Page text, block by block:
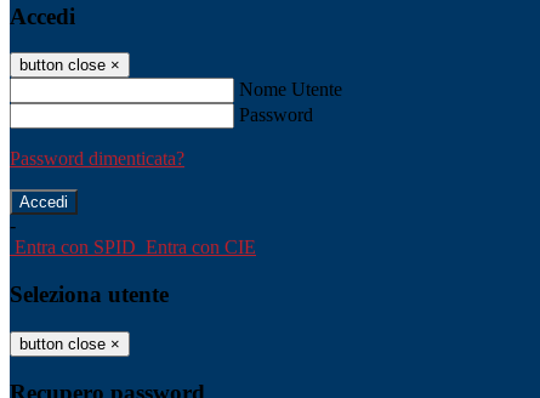
Accedi
button close ×
Nome Utente
Password
Password dimenticata?
-
Entra con SPID Entra con CIE
Seleziona utente
button close ×
Recupero password